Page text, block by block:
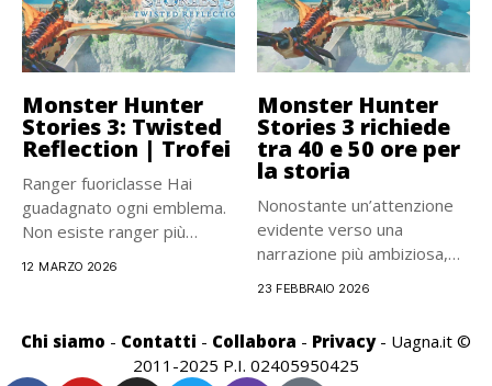
Monster Hunter
Stories 3: Twisted
Reflection | Trofei
Ranger fuoriclasse Hai
guadagnato ogni emblema.
Non esiste ranger più
12 MARZO 2026
Monster Hunter
Stories 3 richiede
tra 40 e 50 ore per
la storia
Nonostante un’attenzione
evidente verso una
narrazione più ambiziosa,
23 FEBBRAIO 2026
Chi siamo - Contatti - Collabora - Privacy- Uagna.it ©
2011-2025 P.I. 02405950425